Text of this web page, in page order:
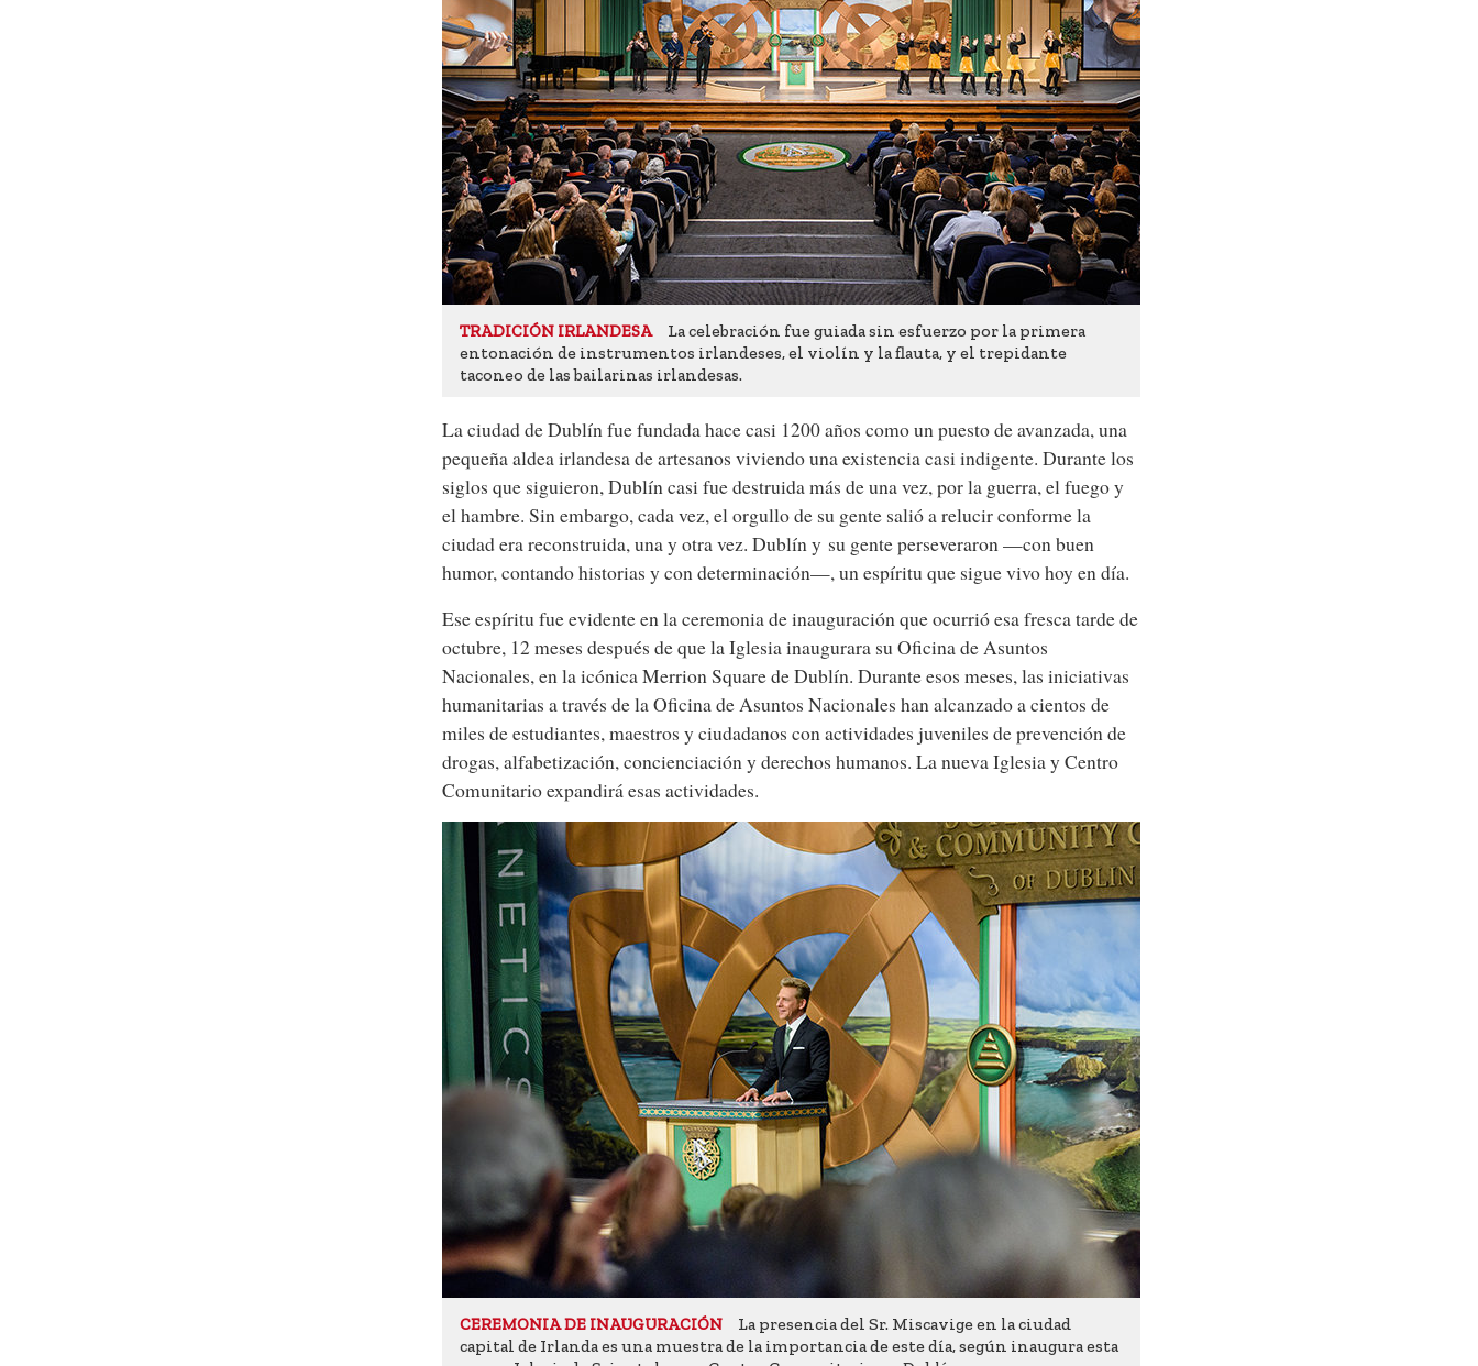
TRADICIÓN IRLANDESA
La celebración fue guiada sin esfuerzo por la primera
entonación de instrumentos irlandeses, el violín y la flauta, y el trepidante
taconeo de las bailarinas irlandesas.
La ciudad de Dublín fue fundada hace casi 1200 años como un puesto de avanzada, una
pequeña aldea irlandesa de artesanos viviendo una existencia casi indigente. Durante los
siglos que siguieron, Dublín casi fue destruida más de una vez, por la guerra, el fuego y
el hambre. Sin embargo, cada vez, el orgullo de su gente salió a relucir conforme la
ciudad era reconstruida, una y otra vez. Dublín y su gente perseveraron —con buen
humor, contando historias y con determinación—, un espíritu que sigue vivo hoy en día.
Ese espíritu fue evidente en la ceremonia de inauguración que ocurrió esa fresca tarde de
octubre, 12 meses después de que la Iglesia inaugurara su Oficina de Asuntos
Nacionales, en la icónica Merrion Square de Dublín. Durante esos meses, las iniciativas
humanitarias a través de la Oficina de Asuntos Nacionales han alcanzado a cientos de
miles de estudiantes, maestros y ciudadanos con actividades juveniles de prevención de
drogas, alfabetización, concienciación y derechos humanos. La nueva Iglesia y Centro
Comunitario expandirá esas actividades.
CEREMONIA DE INAUGURACIÓN
La presencia del Sr. Miscavige en la ciudad
capital de Irlanda es una muestra de la importancia de este día, según inaugura esta